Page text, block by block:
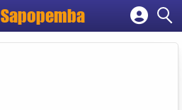
Sapopemba
Cadastrar empresa